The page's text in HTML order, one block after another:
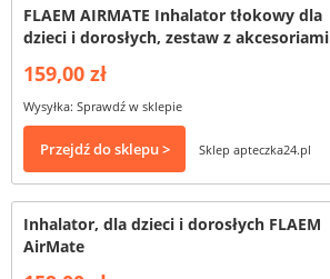
FLAEM AIRMATE Inhalator tłokowy dla
dzieci i dorosłych, zestaw z akcesoriami
159,00 zł
Wysyłka: Sprawdź w sklepie
Przejdź do sklepu > Sklep apteczka24.pl
Inhalator, dla dzieci i dorosłych FLAEM
AirMate